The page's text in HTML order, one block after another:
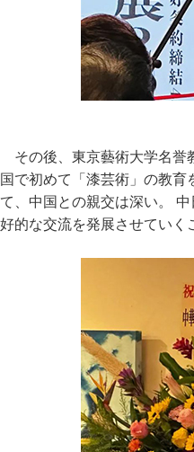
その後、東京藝術大学名誉
国で初めて「漆芸術」の教
て、中国との親交は深い。
好的な交流を発展させていく